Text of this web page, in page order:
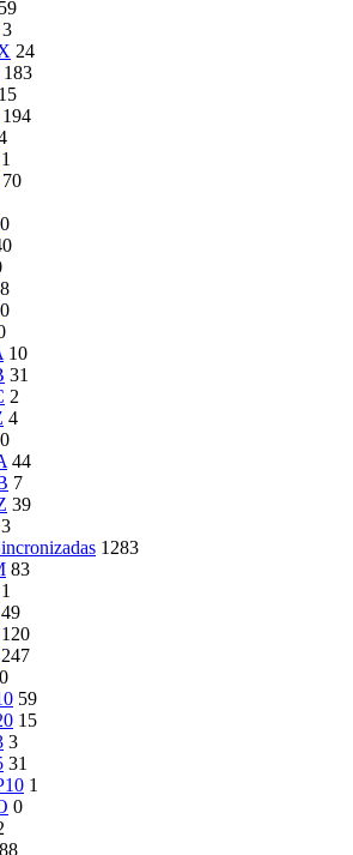
3
24
183
194
1
70
0
8
0
10
31
2
4
0
44
7
39
3
1283
83
1
49
120
247
0
59
15
3
31
1
0